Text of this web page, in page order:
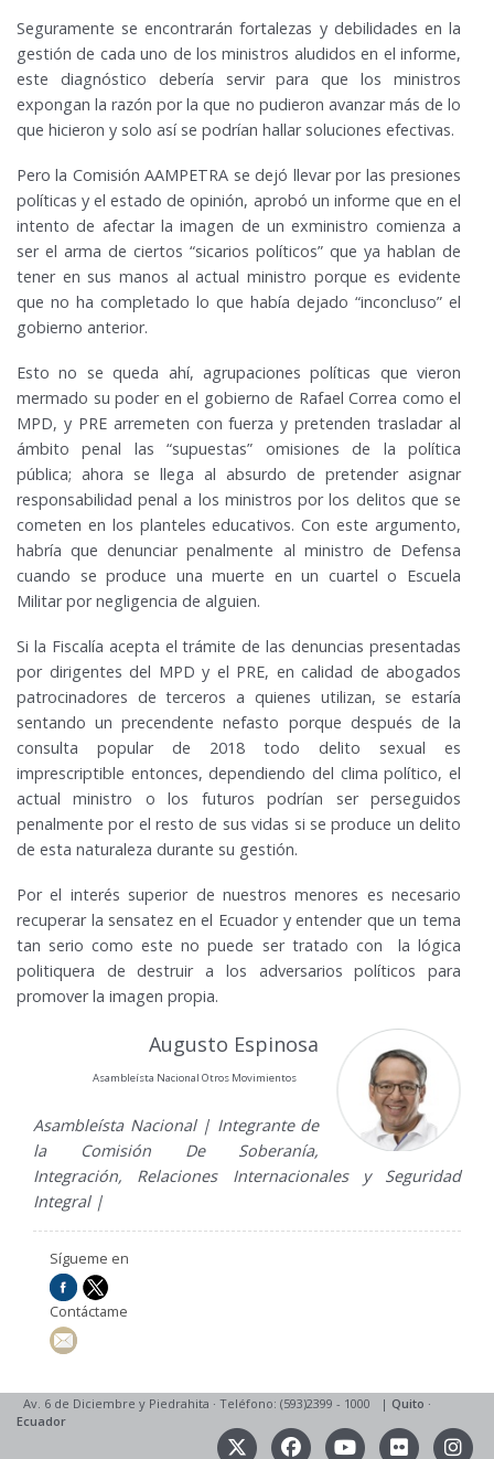
Seguramente se encontrarán fortalezas y debilidades en la
gestión de cada uno de los ministros aludidos en el informe,
este diagnóstico debería servir para que los ministros
expongan la razón por la que no pudieron avanzar más de lo
que hicieron y solo así se podrían hallar soluciones efectivas.
Pero la Comisión AAMPETRA se dejó llevar por las presiones
políticas y el estado de opinión, aprobó un informe que en el
intento de afectar la imagen de un exministro comienza a
ser el arma de ciertos “sicarios políticos” que ya hablan de
tener en sus manos al actual ministro porque es evidente
que no ha completado lo que había dejado “inconcluso” el
gobierno anterior.
Esto no se queda ahí, agrupaciones políticas que vieron
mermado su poder en el gobierno de Rafael Correa como el
MPD, y PRE arremeten con fuerza y pretenden trasladar al
ámbito penal las “supuestas” omisiones de la política
pública; ahora se llega al absurdo de pretender asignar
responsabilidad penal a los ministros por los delitos que se
cometen en los planteles educativos. Con este argumento,
habría que denunciar penalmente al ministro de Defensa
cuando se produce una muerte en un cuartel o Escuela
Militar por negligencia de alguien.
Si la Fiscalía acepta el trámite de las denuncias presentadas
por dirigentes del MPD y el PRE, en calidad de abogados
patrocinadores de terceros a quienes utilizan, se estaría
sentando un precendente nefasto porque después de la
consulta popular de 2018 todo delito sexual es
imprescriptible entonces, dependiendo del clima político, el
actual ministro o los futuros podrían ser perseguidos
penalmente por el resto de sus vidas si se produce un delito
de esta naturaleza durante su gestión.
Por el interés superior de nuestros menores es necesario
recuperar la sensatez en el Ecuador y entender que un tema
tan serio como este no puede ser tratado con la lógica
politiquera de destruir a los adversarios políticos para
promover la imagen propia.
Augusto Espinosa
Asambleísta Nacional Otros Movimientos
Asambleísta Nacional | Integrante de
la Comisión De Soberanía,
Integración, Relaciones Internacionales y Seguridad
Integral |
Sígueme en
Contáctame
Av. 6 de Diciembre y Piedrahita · Teléfono: (593)2399 - 1000 | Quito ·
Ecuador